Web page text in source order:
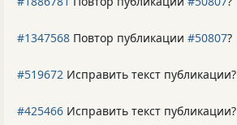
#1347568 Повтор публикации #50807?
#519672 Исправить текст публикации?
#425466 Исправить текст публикации?